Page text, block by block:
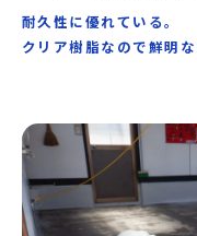
耐久性に優れている。
クリア樹脂なので鮮明